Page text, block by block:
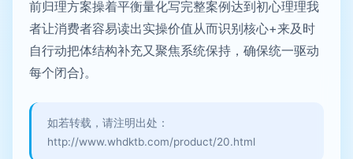
前归理方案操着平衡量化写完整案例达到初心理理我
者让消费者容易读出实操价值从而识别核心+来及时
自行动把体结构补充又聚焦系统保持，确保统一驱动
每个闭合}。
如若转载，请注明出处：
http://www.whdktb.com/product/20.html